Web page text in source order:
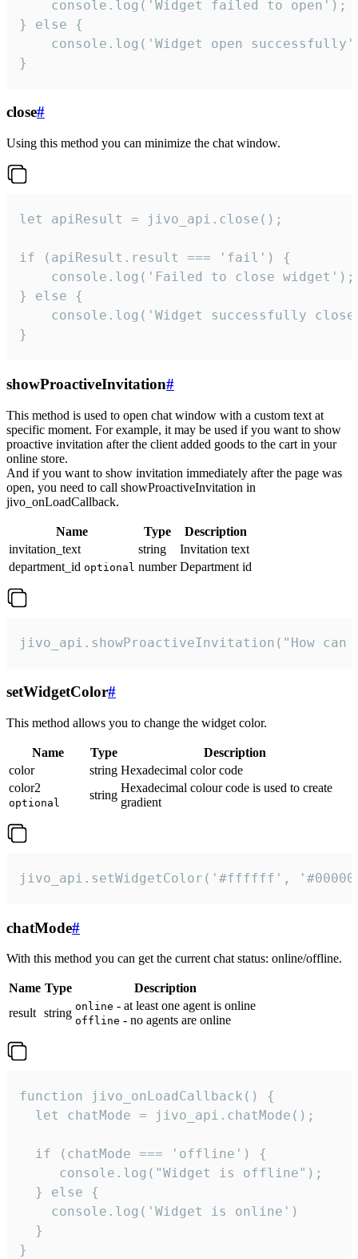
    console.log('Widget failed to open');
} else {
console.log('Widget open
}
close#
Using this method you can minimize the chat window.
let apiResult = jivo_api.close();
if (apiResult.result === 'fail') {
    console.log('Failed to close widget');
} else {
console.log('Widget successfully
}
showProactiveInvitation#
This method is used to open chat window with a custom text at
specific moment. For example, it may be used if you want to show
proactive invitation after the client added goods to the cart in your
online store.
And if you want to show invitation immediately after the page was
open, you need to call showProactiveInvitation in
jivo_onLoadCallback.
Name Type
Description
invitation_text
string
Invitation text
department_id optional number Department id
jivo_api.showProactiveInvitation("How
setWidgetColor#
This method allows you to change the widget color.
Name Type
Description
color
string Hexadecimal color code
color2
optional
string
Hexadecimal colour code is used to create
gradient
jivo_api.setWidgetColor('#ffffff',
chatMode#
With this method you can get the current chat status: online/offline.
Name Type
Description
result string online - at least one agent is online
offline - no agents are online
function jivo_onLoadCallback() {
  let chatMode = jivo_api.chatMode();
  if (chatMode === 'offline') {
     console.log("Widget is offline");
  } else {
    console.log('Widget is online')
  }
}